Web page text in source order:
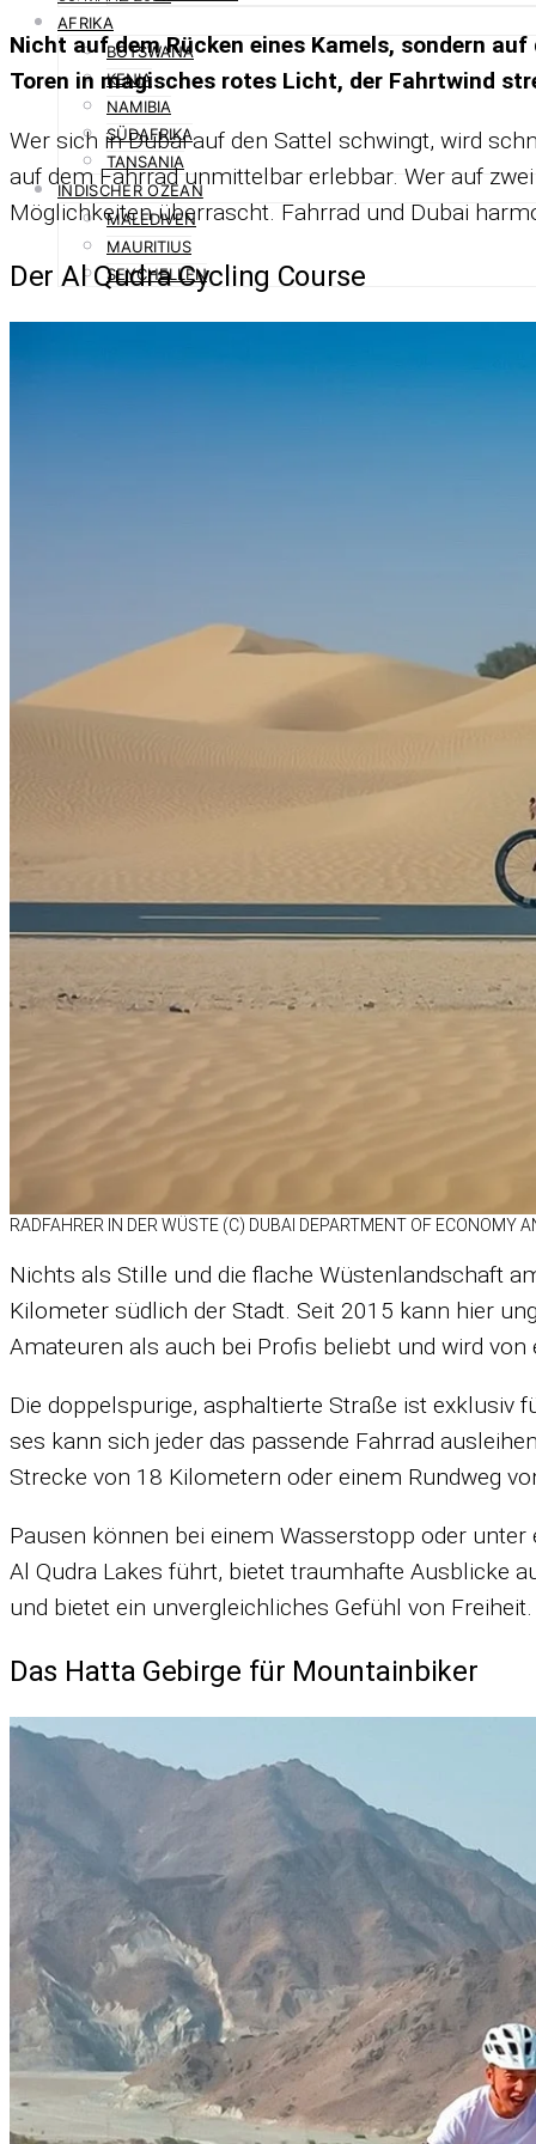
AFRIKA
BOTSWANA
KENIA
NAMIBIA
SÜDAFRIKA
TANSANIA
INDISCHER OZEAN
MALEDIVEN
MAURITIUS
SEYCHELLEN
Nicht auf dem Rü­cken ei­nes Ka­mels, son­dern
To­ren in ma­gi­sches ro­tes Licht, der Fahrt­wind
Wer sich in Du­bai auf den Sat­tel schwingt, wird
auf dem Fahr­rad un­mit­tel­bar er­leb­bar. Wer auf
Mög­lich­kei­ten über­rascht. Fahr­rad und Du­bai
Der Al Qudra Cycling Course
RAD­FAH­RER IN DER WÜSTE (C) DU­BAI DE­PART­MENT OF ECO­NOMY
Nichts als Stille und die fla­che Wüs­ten­land­schaft
Ki­lo­me­ter süd­lich der Stadt. Seit 2015 kann hier
Ama­teu­ren als auch bei Pro­fis be­liebt und wird
Die dop­pel­spu­rige, asphal­tierte Straße ist ex­klu­siv
ses kann sich je­der das pas­sende Fahr­rad
Stre­cke von 18 Ki­lo­me­tern oder ei­nem Rund­weg
Pau­sen kön­nen bei ei­nem Was­ser­stopp oder
Al Qu­dra Lakes führt, bie­tet traum­hafte Aus­bli­cke
und bie­tet ein un­ver­gleich­li­ches Ge­fühl von Frei­heit.
Das Hatta Gebirge für Mountainbiker